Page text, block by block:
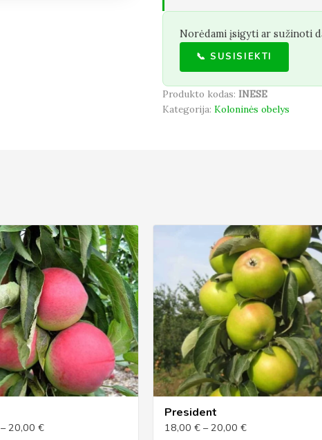
Norėdami įsigyti ar sužinoti
📞 SUSISIEKTI
Produkto kodas: INESE
Kategorija: Koloninės obelys
20,00 €
President
18,00 € – 20,00 €